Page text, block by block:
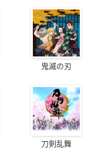
鬼滅の刃
刀剣乱舞